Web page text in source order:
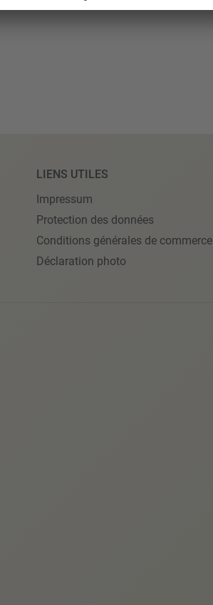
LIENS UTILES
Impressum
Protection des données
Conditions générales de commerce
Déclaration photo